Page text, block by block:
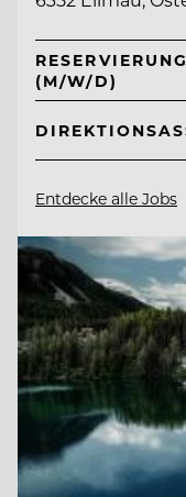
(M/W/D)
Entdecke alle Jobs